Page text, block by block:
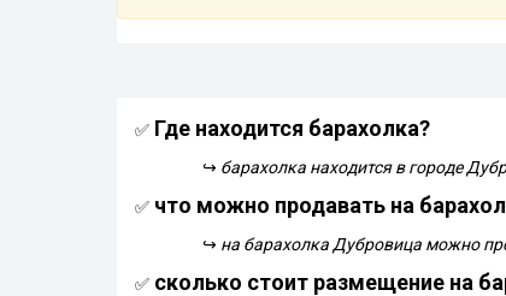
✅ Где находится барахолка?
↪ барахолка находится в городе
✅ что можно продавать на
↪ на барахолка Дубровица можно
✅ сколько стоит размещение на